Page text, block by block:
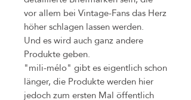
vor allem bei Vintage-Fans das Herz
höher schlagen lassen werden.
Und es wird auch ganz andere
Produkte geben.
"mili-mélo" gibt es eigentlich schon
länger, die Produkte werden hier
jedoch zum ersten Mal öffentlich